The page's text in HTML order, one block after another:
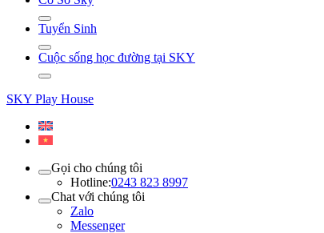
Tuyển Sinh
Cuộc sống học đường tại SKY
SKY Play House
Gọi cho chúng tôi
Hotline:0243 823 8997
Chat với chúng tôi
Zalo
Messenger